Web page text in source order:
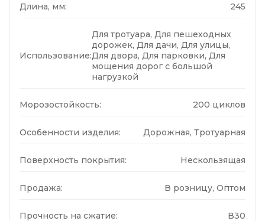
Длина, мм: 245
Использование:
Для тротуара, Для пешеходных
дорожек, Для дачи, Для улицы,
Для двора, Для парковки, Для
мощения дорог с большой
нагрузкой
Морозостойкость: 200 циклов
Особенности изделия: Дорожная, Тротуарная
Поверхность покрытия: Нескользящая
Продажа: В розницу, Оптом
Прочность на сжатие: В30